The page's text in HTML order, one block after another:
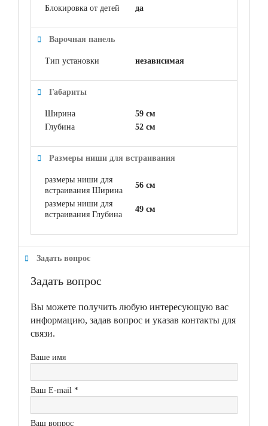
Блокировка от детей да
Варочная панель
Тип установки независимая
Габариты
Ширина
59 см
Глубина
52 см
Размеры ниши для встраивания
размеры ниши для
встраивания Ширина
56 см
размеры ниши для
встраивания Глубина
49 см
Задать вопрос
Задать вопрос
Вы можете получить любую интересующую вас
информацию, задав вопрос и указав контакты для
связи.
Ваше имя
Ваш E-mail *
Ваш вопрос